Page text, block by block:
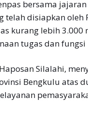
bersama
telah disiapkan oleh
kurang lebih 3.000
tugas dan
Silalahi,
Bengkulu atas